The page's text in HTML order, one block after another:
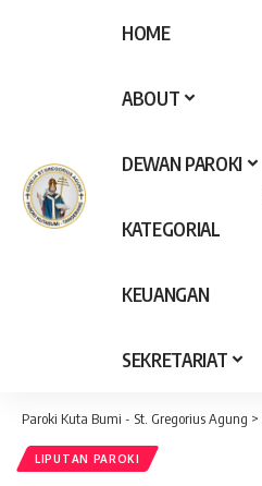
HOME
ABOUT
DEWAN PAROKI
KATEGORIAL
KEUANGAN
SEKRETARIAT
Paroki Kuta Bumi - St. Gregorius Agung >
LIPUTAN PAROKI